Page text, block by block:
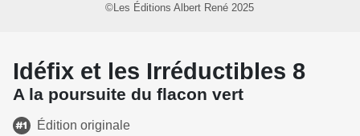
©Les Éditions Albert René 2025
Idéfix et les Irréductibles 8
A la poursuite du flacon vert
Édition originale